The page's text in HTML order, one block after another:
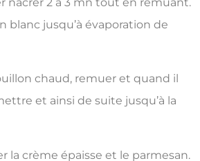
blanc jusqu’à évaporation de
chaud, remuer et quand il
et ainsi de suite jusqu’à la
la crème épaisse et le parmesan.